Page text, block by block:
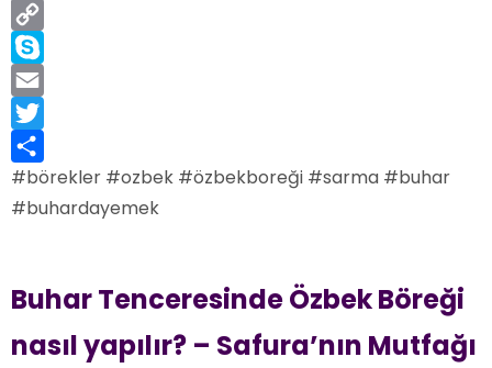
Telegram
Copy
Link
Skype
Email
Twitter
Share
#börekler #ozbek #özbekboreği #sarma #buhar
#buhardayemek
Buhar Tenceresinde Özbek Böreği
nasıl yapılır? – Safura’nın Mutfağı